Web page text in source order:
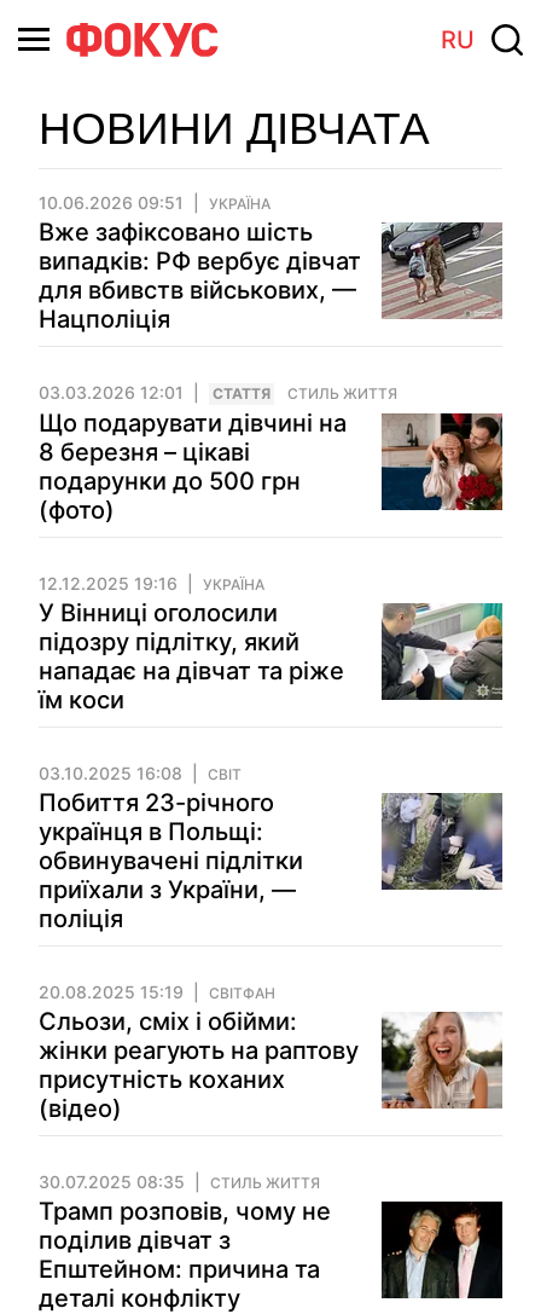
RU
НОВИНИ ДІВЧАТА
10.06.2026 09:51 УКРАЇНА
Вже зафіксовано шість
випадків: РФ вербує дівчат
для вбивств військових, —
Нацполіція
03.03.2026 12:01 СТАТТЯ СТИЛЬ ЖИТТЯ
Що подарувати дівчині на
8 березня – цікаві
подарунки до 500 грн
(фото)
12.12.2025 19:16 УКРАЇНА
У Вінниці оголосили
підозру підлітку, який
нападає на дівчат та ріже
їм коси
03.10.2025 16:08 СВІТ
Побиття 23-річного
українця в Польщі:
обвинувачені підлітки
приїхали з України, —
поліція
20.08.2025 15:19 СВІТФАН
Сльози, сміх і обійми:
жінки реагують на раптову
присутність коханих
(відео)
30.07.2025 08:35 СТИЛЬ ЖИТТЯ
Трамп розповів, чому не
поділив дівчат з
Епштейном: причина та
деталі конфлікту